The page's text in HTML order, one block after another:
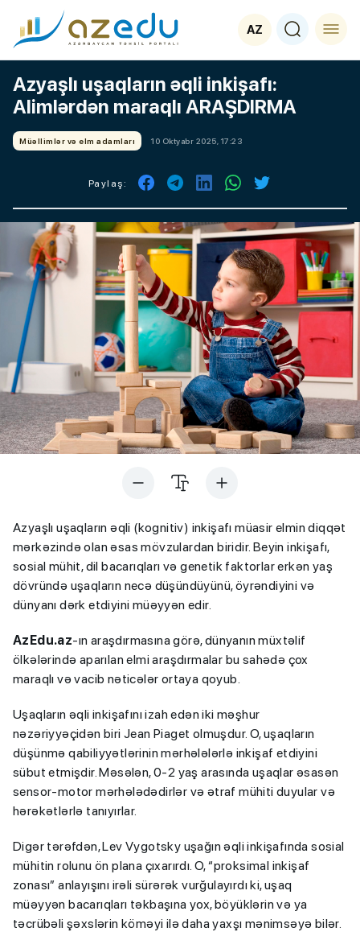
AZ
Azyaşlı uşaqların əqli inkişafı:
Alimlərdən maraqlı ARAŞDIRMA
Müəllimlər və elm adamları 10 Oktyabr 2025, 17:23
Paylaş:
Azyaşlı uşaqların əqli (kognitiv) inkişafı müasir elmin diqqət
mərkəzində olan əsas mövzulardan biridir. Beyin inkişafı,
sosial mühit, dil bacarıqları və genetik faktorlar erkən yaş
dövründə uşaqların necə düşündüyünü, öyrəndiyini və
dünyanı dərk etdiyini müəyyən edir.
AzEdu.az-ın araşdırmasına görə, dünyanın müxtəlif
ölkələrində aparılan elmi araşdırmalar bu sahədə çox
maraqlı və vacib nəticələr ortaya qoyub.
Uşaqların əqli inkişafını izah edən iki məşhur
nəzəriyyəçidən biri Jean Piaget olmuşdur. O, uşaqların
düşünmə qabiliyyətlərinin mərhələlərlə inkişaf etdiyini
sübut etmişdir. Məsələn, 0-2 yaş arasında uşaqlar əsasən
sensor-motor mərhələdədirlər və ətraf mühiti duyular və
hərəkətlərlə tanıyırlar.
Digər tərəfdən, Lev Vygotsky uşağın əqli inkişafında sosial
mühitin rolunu ön plana çıxarırdı. O, “proksimal inkişaf
zonası” anlayışını irəli sürərək vurğulayırdı ki, uşaq
müəyyən bacarıqları təkbaşına yox, böyüklərin və ya
təcrübəli şəxslərin köməyi ilə daha yaxşı mənimsəyə bilər.